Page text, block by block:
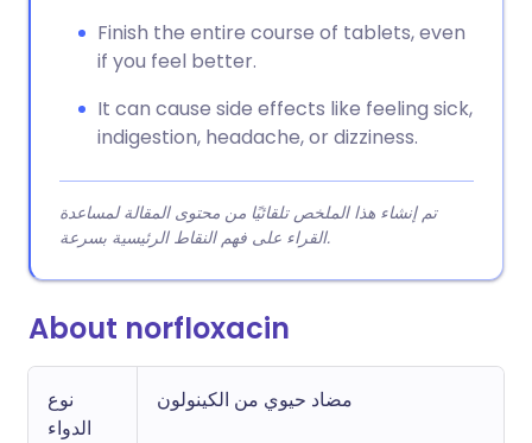
Finish the entire course of tablets, even
if you feel better.
It can cause side effects like feeling sick,
indigestion, headache, or dizziness.
تم إنشاء هذا الملخص تلقائيًا من محتوى المقالة لمساعدة
القراء على فهم النقاط الرئيسية بسرعة.
About norfloxacin
نوع
الدواء
مضاد حيوي من الكينولون